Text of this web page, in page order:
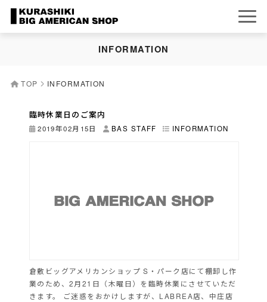
INFORMATION
TOP INFORMATION
臨時休業日のご案内
2019年02月15日 BAS STAFF INFORMATION
倉敷ビッグアメリカンショップ S・パーク店にて棚卸し作
業のため、2月21日（木曜日）を臨時休業にさせていただ
きます。 ご迷惑をおかけしますが、LABREA店、中庄店